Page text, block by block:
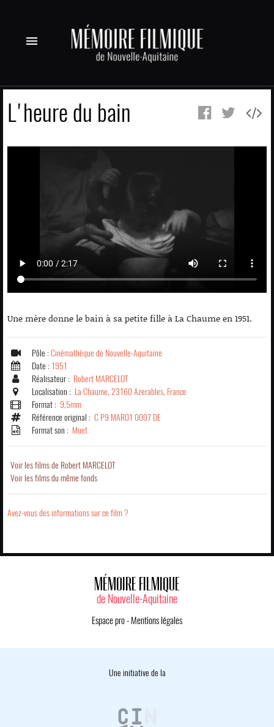
menu
L'heure du bain
Une mère donne le bain à sa petite fille à La Chaume en 1951.
Pôle : Cinémathèque de Nouvelle-Aquitaine
Date : 1951
Réalisateur : Robert MARCELOT
Localisation : La Chaume, 23160 Azerables, France
Format : 9,5mm
Référence original : C P9 MAR01 0007 DE
Format son : Muet
Voir les films de Robert MARCELOT
Voir les films du même fonds
Avez-vous des informations sur ce film ?
MÉMOIRE FILMIQUE
de Nouvelle-Aquitaine
Espace pro- Mentions légales
Une initiative de la